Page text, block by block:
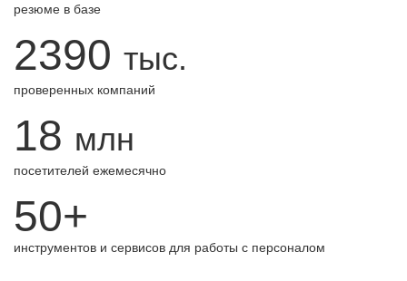
резюме в базе
2390 тыс.
проверенных компаний
18 млн
посетителей ежемесячно
50+
инструментов и сервисов для работы с персоналом